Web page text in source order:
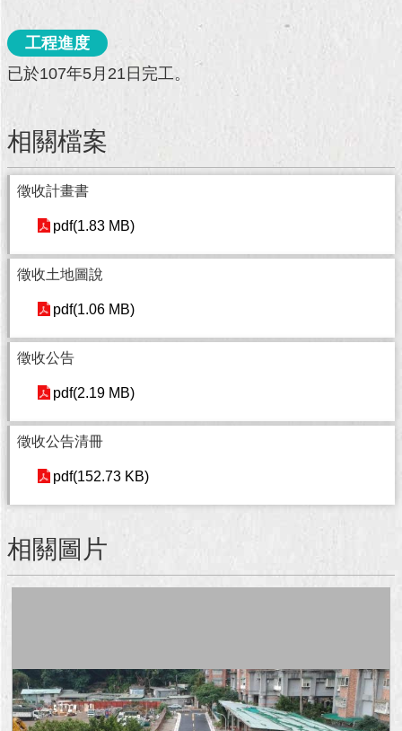
動
活
題
館
回
網
見
問
即
新
聞
澄
詞
彙
工程進度
已於107年5月21日完工。
相關檔案
徵收計畫書
pdf(1.83 MB)
徵收土地圖說
pdf(1.06 MB)
徵收公告
pdf(2.19 MB)
徵收公告清冊
pdf(152.73 KB)
相關圖片